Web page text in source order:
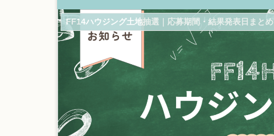
FF14ハウジング土地抽選｜応募期間・結果発表日まとめ